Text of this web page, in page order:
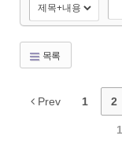
목록
Prev 1 2